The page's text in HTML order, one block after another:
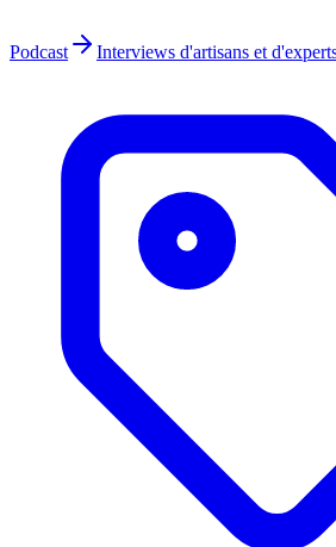
Podcast Interviews d'artisans et